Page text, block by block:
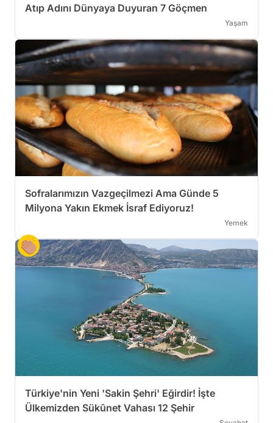
Atıp Adını Dünyaya Duyuran 7 Göçmen
Yaşam
Sofralarımızın Vazgeçilmezi Ama Günde 5
Milyona Yakın Ekmek İsraf Ediyoruz!
Yemek
Türkiye'nin Yeni 'Sakin Şehri' Eğirdir! İşte
Ülkemizden Sükûnet Vahası 12 Şehir